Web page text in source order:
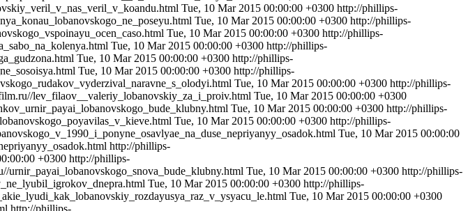
Tue, 10 Mar 2015 00:00:00 +0300 http://phillips-
Tue, 10 Mar 2015 00:00:00 +0300 http://phillips-
Tue, 10 Mar 2015 00:00:00 +0300 http://phillips-
Tue, 10 Mar 2015 00:00:00 +0300 http://phillips-
Tue, 10 Mar 2015 00:00:00 +0300 http://phillips-
Tue, 10 Mar 2015 00:00:00 +0300 http://phillips-
Tue, 10 Mar 2015 00:00:00 +0300 http://phillips-
lev_filaov__valeriy_lobanovskiy_za_i_proiv.html Tue, 10 Mar 2015 00:00:00 +0300
Tue, 10 Mar 2015 00:00:00 +0300 http://phillips-
Tue, 10 Mar 2015 00:00:00 +0300 http://phillips-
Tue, 10 Mar 2015 00:00:00
http://phillips-
+0300 http://phillips-
urnir_payai_lobanovskogo_snova_bude_klubny.html Tue, 10 Mar 2015 00:00:00 +0300 http://phillips-
Tue, 10 Mar 2015 00:00:00 +0300 http://phillips-
Tue, 10 Mar 2015 00:00:00 +0300
http://phillips-